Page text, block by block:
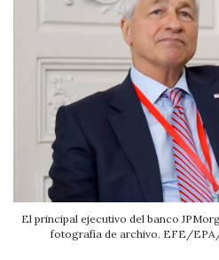
El principal ejecutivo del banco
fotografía de archivo. EFE/